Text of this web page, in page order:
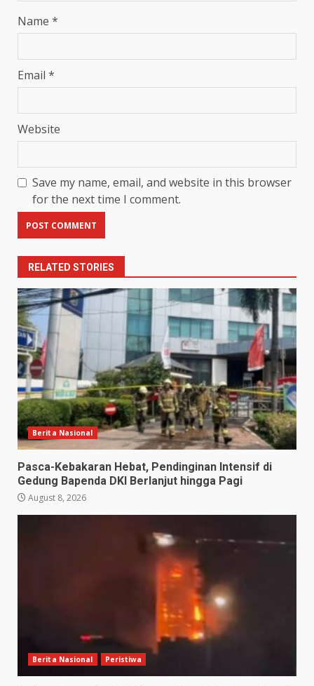
Name *
Email *
Website
Save my name, email, and website in this browser
for the next time I comment.
RELATED STORIES
Berita Nasional
Pasca-Kebakaran Hebat, Pendinginan Intensif di
Gedung Bapenda DKI Berlanjut hingga Pagi
August 8, 2026
Berita Nasional Peristiwa